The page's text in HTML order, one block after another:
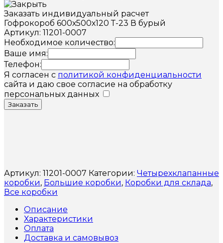
Заказать индивидуальный расчет
Гофрокороб 600х500х120 Т-23 В бурый
Артикул: 11201-0007
Необходимое количество:
Ваше имя:
Телефон:
Я согласен с политикой конфиденциальности
сайта и даю свое согласие на обработку
персональных данных
Заказать
Артикул: 11201-0007 Категории: Четырехклапанные
коробки, Большие коробки, Коробки для склада,
Все коробки
Описание
Характеристики
Оплата
Доставка и самовывоз